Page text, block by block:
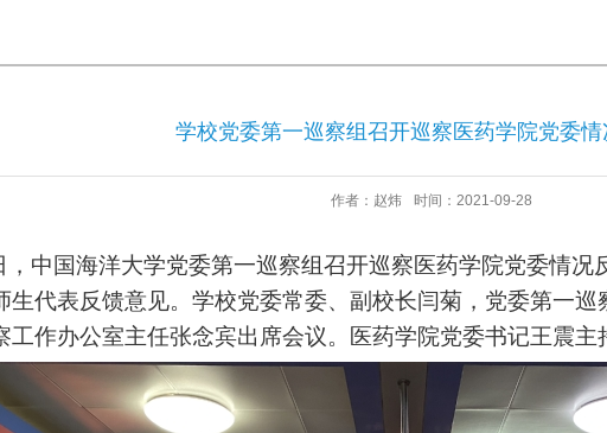
学校党委第一巡察组召开巡察医药学院党委情
作者：赵炜 时间：2021-09-28
国海洋大学党委第一巡察组召开巡察医药学院党委情况
生代表反馈意见。学校党委常委、副校长闫菊，党委第一巡
工作办公室主任张念宾出席会议。医药学院党委书记王震主